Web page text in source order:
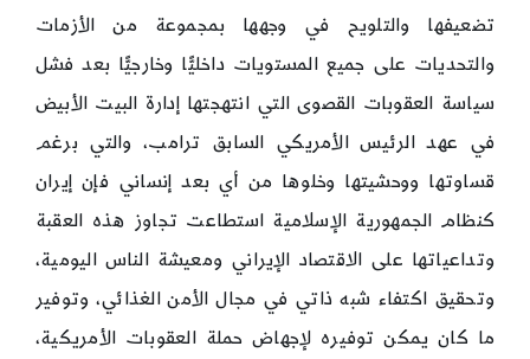
تضعيفها والتلويح في وجهها بمجموعة من الأزمات
والتحديات على جميع المستويات داخليًّا وخارجيًّا بعد فشل
سياسة العقوبات القصوى التي انتهجتها إدارة البيت الأبيض
في عهد الرئيس الأمريكي السابق ترامب، والتي برغم
قساوتها ووحشيتها وخلوها من أي بعد إنساني فإن إيران
كنظام الجمهورية الإسلامية استطاعت تجاوز هذه العقبة
وتداعياتها على الاقتصاد الإيراني ومعيشة الناس اليومية،
وتحقيق اكتفاء شبه ذاتي في مجال الأمن الغذائي، وتوفير
ما كان يمكن توفيره لإجهاض حملة العقوبات الأمريكية،